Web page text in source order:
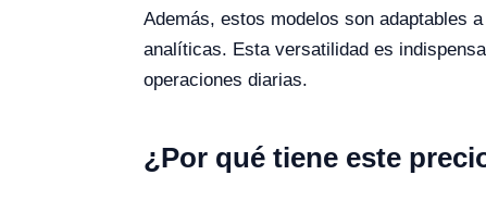
Además, estos modelos son adaptables
analíticas. Esta versatilidad es
operaciones diarias.
¿Por qué tiene este